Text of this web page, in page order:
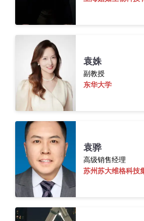
薛睿轩作为贻如生物
成生物学与新材料领域的交叉创
生物技术应用于传统材料产业的
通过与非粮生物质开拓了低碳
生物材料中的产业化新方向。
袁姝
副教授
东华大学
袁姝 ,毕业于同济大学设计创意
大学、德国奥芬巴赫设计学院访
从事包容性设计研究及用户体
对弱势群体的关注，让我意识到
包容性设计共创研究和实践。
袁骅
高级销售经理
苏州苏大维格科技